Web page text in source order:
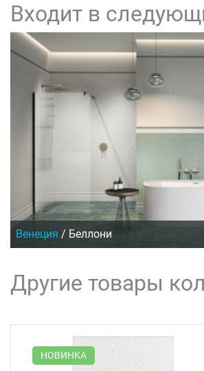
Входит в
Венеция / Беллони
Другие товары
НОВИНКА